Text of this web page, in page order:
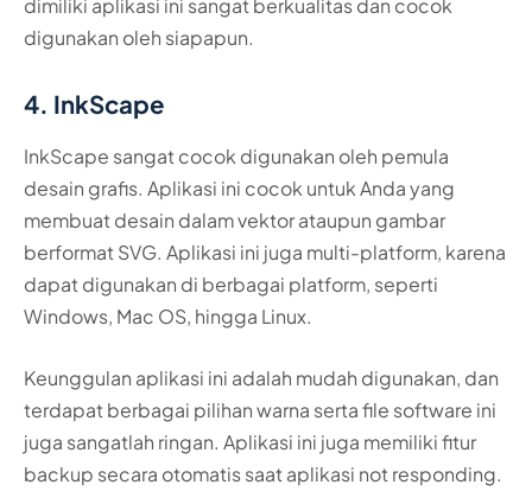
dimiliki aplikasi ini sangat berkualitas dan cocok
digunakan oleh siapapun.
4. InkScape
InkScape sangat cocok digunakan oleh pemula
desain grafis. Aplikasi ini cocok untuk Anda yang
membuat desain dalam vektor ataupun gambar
berformat SVG. Aplikasi ini juga multi-platform, karena
dapat digunakan di berbagai platform, seperti
Windows, Mac OS, hingga Linux.
Keunggulan aplikasi ini adalah mudah digunakan, dan
terdapat berbagai pilihan warna serta file software ini
juga sangatlah ringan. Aplikasi ini juga memiliki fitur
backup secara otomatis saat aplikasi not responding.